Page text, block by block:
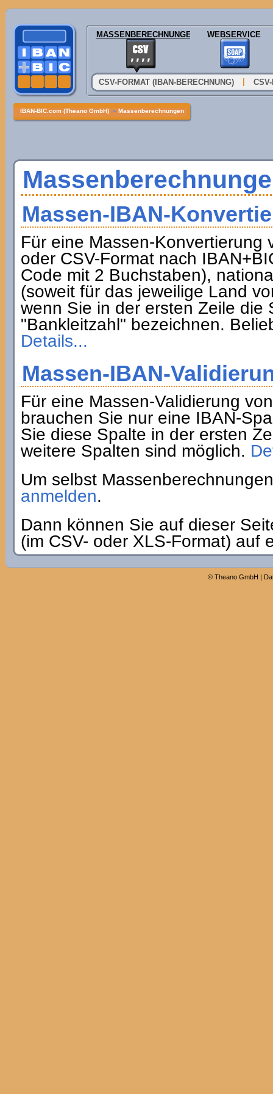
MASSENBERECHNUNGEN WEBSERVICE
CSV-FORMAT (IBAN-BERECHNUNG)
IBAN-BIC.com (Theano GmbH) » Massenberechnungen
Massen-IBAN-
Für eine Massen-Konvertierung
oder CSV-Format nach
Code mit 2 Buchstaben),
(soweit für das jeweilige Land
wenn Sie in der ersten Zeile die
"Bankleitzahl" bezeichnen.
Details...
Massen-IBAN-
Für eine Massen-Validierung
brauchen Sie nur eine IBAN-
Sie diese Spalte in der ersten
weitere Spalten sind möglich.
Um selbst
anmelden.
Dann können Sie auf dieser
(im CSV- oder XLS-Format) auf
© Theano GmbH |